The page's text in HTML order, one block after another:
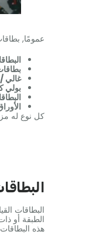
عمومًا,
غالي
بولي
كل نوع له
البطاقات
الطبقة أو
هذه